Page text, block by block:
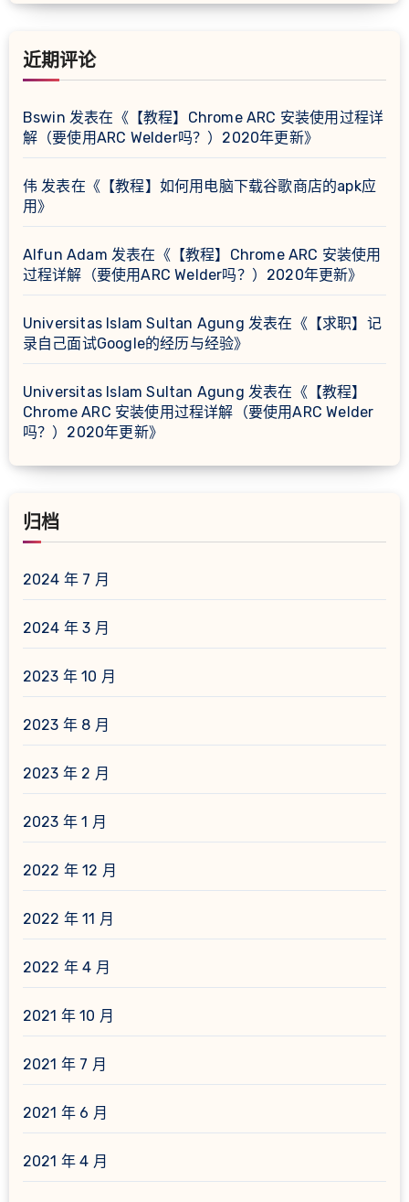
近期评论
Bswin 发表在《 【教程】Chrome ARC 安装使用过程详
解（要使用ARC Welder吗？）2020年更新》
伟 发表在《 【教程】如何用电脑下载谷歌商店的apk应
用 》
Alfun Adam 发表在《 【教程】Chrome ARC 安装使用
过程详解（要使用ARC Welder吗？）2020年更新》
Universitas Islam Sultan Agung 发表在《 【求职】记
录自己面试Google的经历与经验》
Universitas Islam Sultan Agung 发表在《 【教程】
Chrome ARC 安装使用过程详解（要使用ARC Welder
吗？）2020年更新》
归档
2024 年 7 月
2024 年 3 月
2023 年 10 月
2023 年 8 月
2023 年 2 月
2023 年 1 月
2022 年 12 月
2022 年 11 月
2022 年 4 月
2021 年 10 月
2021 年 7 月
2021 年 6 月
2021 年 4 月